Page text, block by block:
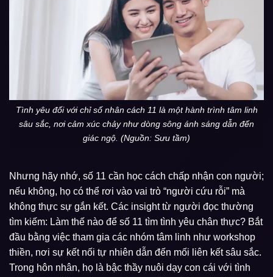
Tình yêu đối với chỉ số nhân cách 11 là một hành trình tâm linh
sâu sắc, nơi cảm xúc chảy như dòng sông ánh sáng dẫn đến
giác ngộ. (Nguồn: Sưu tầm)
Nhưng hãy nhớ, số 11 cần học cách chấp nhận con người;
nếu không, họ có thể rơi vào vai trò “người cứu rỗi” mà
không thực sự gắn kết. Các insight từ người đọc thường
tìm kiếm: Làm thế nào để số 11 tìm tình yêu chân thực? Bắt
đầu bằng việc tham gia các nhóm tâm linh như workshop
thiền, nơi sự kết nối tự nhiên dẫn đến mối liên kết sâu sắc.
Trong hôn nhân, họ là bậc thầy nuôi dạy con cái với tình